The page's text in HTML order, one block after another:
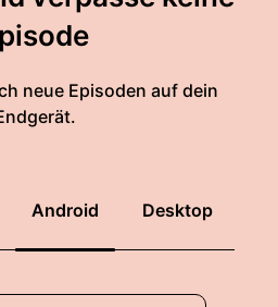
neue Episoden auf dein
Android Desktop